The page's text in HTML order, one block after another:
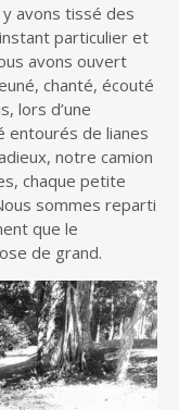
avons tissé des
particulier et
avons ouvert
chanté, écouté
lors d’une
entourés de lianes
notre camion
chaque petite
sommes reparti
que le
de grand.